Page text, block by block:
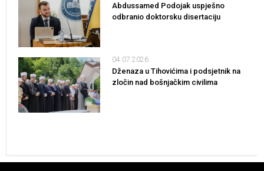
Abdussamed Podojak uspješno
odbranio doktorsku disertaciju
04.07.2026
Dženaza u Tihovićima i podsjetnik na
zločin nad bošnjačkim civilima